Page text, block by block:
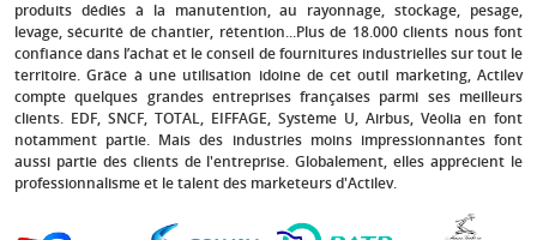
produits dédiés à la manutention, au rayonnage, stockage, pesage,
levage, sécurité de chantier, rétention...Plus de 18.000 clients nous font
confiance dans l’achat et le conseil de fournitures industrielles sur tout le
territoire. Grâce à une utilisation idoine de cet outil marketing, Actilev
compte quelques grandes entreprises françaises parmi ses meilleurs
clients. EDF, SNCF, TOTAL, EIFFAGE, Système U, Airbus, Véolia en font
notamment partie. Mais des industries moins impressionnantes font
aussi partie des clients de l'entreprise. Globalement, elles apprécient le
professionnalisme et le talent des marketeurs d'Actilev.